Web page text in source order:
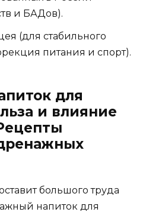
и БАДов).
(для стабильного
питания и спорт).
для
и влияние
большого труда
напиток для